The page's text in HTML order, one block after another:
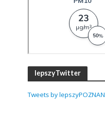
lepszyTwitter
Tweets by lepszyPOZNAN